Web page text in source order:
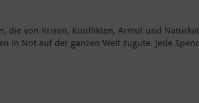
die von Krisen, Konflikten, Armut und
in Not auf der ganzen Welt zugute. Jede